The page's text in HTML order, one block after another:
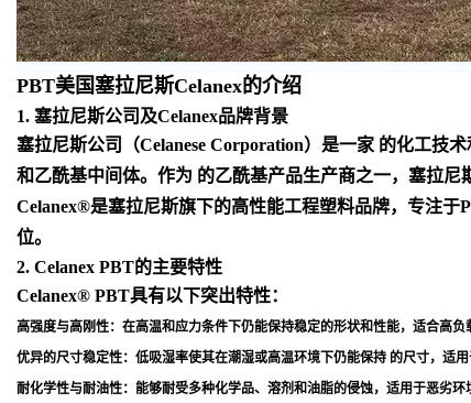
PBT美国塞拉尼斯Celanex的介绍
1. 塞拉尼斯公司及Celanex品牌背景
塞拉尼斯公司（Celanese Corporation）是一家 的化工技
和乙酰基中间体。作为 的乙酰基产品生产商之一，塞拉
Celanex®是塞拉尼斯旗下的高性能工程塑料品牌，专注
位。
2. Celanex PBT的主要特性
Celanex® PBT具有以下突出特性：
高强度与高刚性：在高温和应力条件下仍能保持稳定的形状和性能，适合高负
优异的尺寸稳定性：低吸湿率使其在潮湿或高温环境下仍能保持 的尺寸，适
耐化学性与耐油性：能够耐受多种化学品、溶剂和油脂的侵蚀，适用于恶劣环